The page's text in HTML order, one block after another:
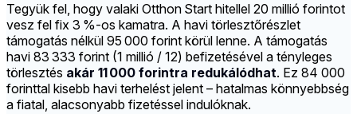
Tegyük fel, hogy valaki Otthon Start hitellel 20 millió forintot
vesz fel fix 3 %-os kamatra. A havi törlesztőrészlet
támogatás nélkül 95 000 forint körül lenne. A támogatás
havi 83 333 forint (1 millió / 12) befizetésével a tényleges
törlesztés akár 11 000 forintra redukálódhat. Ez 84 000
forinttal kisebb havi terhelést jelent – hatalmas könnyebbség
a fiatal, alacsonyabb fizetéssel indulóknak.